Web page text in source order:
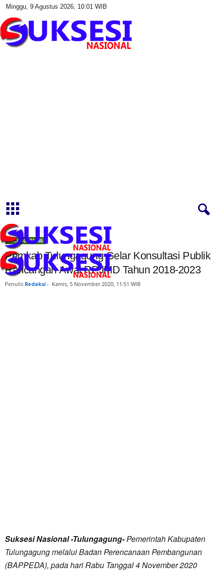
Minggu, 9 Agustus 2026, 10:01 WIB
Beranda Tulungagung
TULUNGAGUNG
Pemkab Tulungagung Gelar Konsultasi Publik
Rancangan Awal RPJMD Tahun 2018-2023
Penulis Redaksi - Kamis, 5 November 2020, 11:51 WIB
Suksesi Nasional -Tulungagung-Pemerintah Kabupaten
Tulungagung melalui Badan Perencanaan Pembangunan
(BAPPEDA), pada hari Rabu Tanggal 4 November 2020